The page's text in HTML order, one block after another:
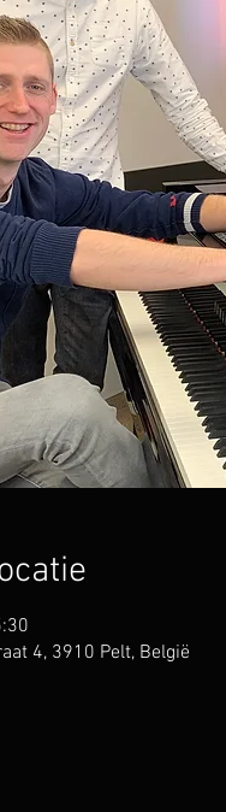
4, 3910 Pelt, België